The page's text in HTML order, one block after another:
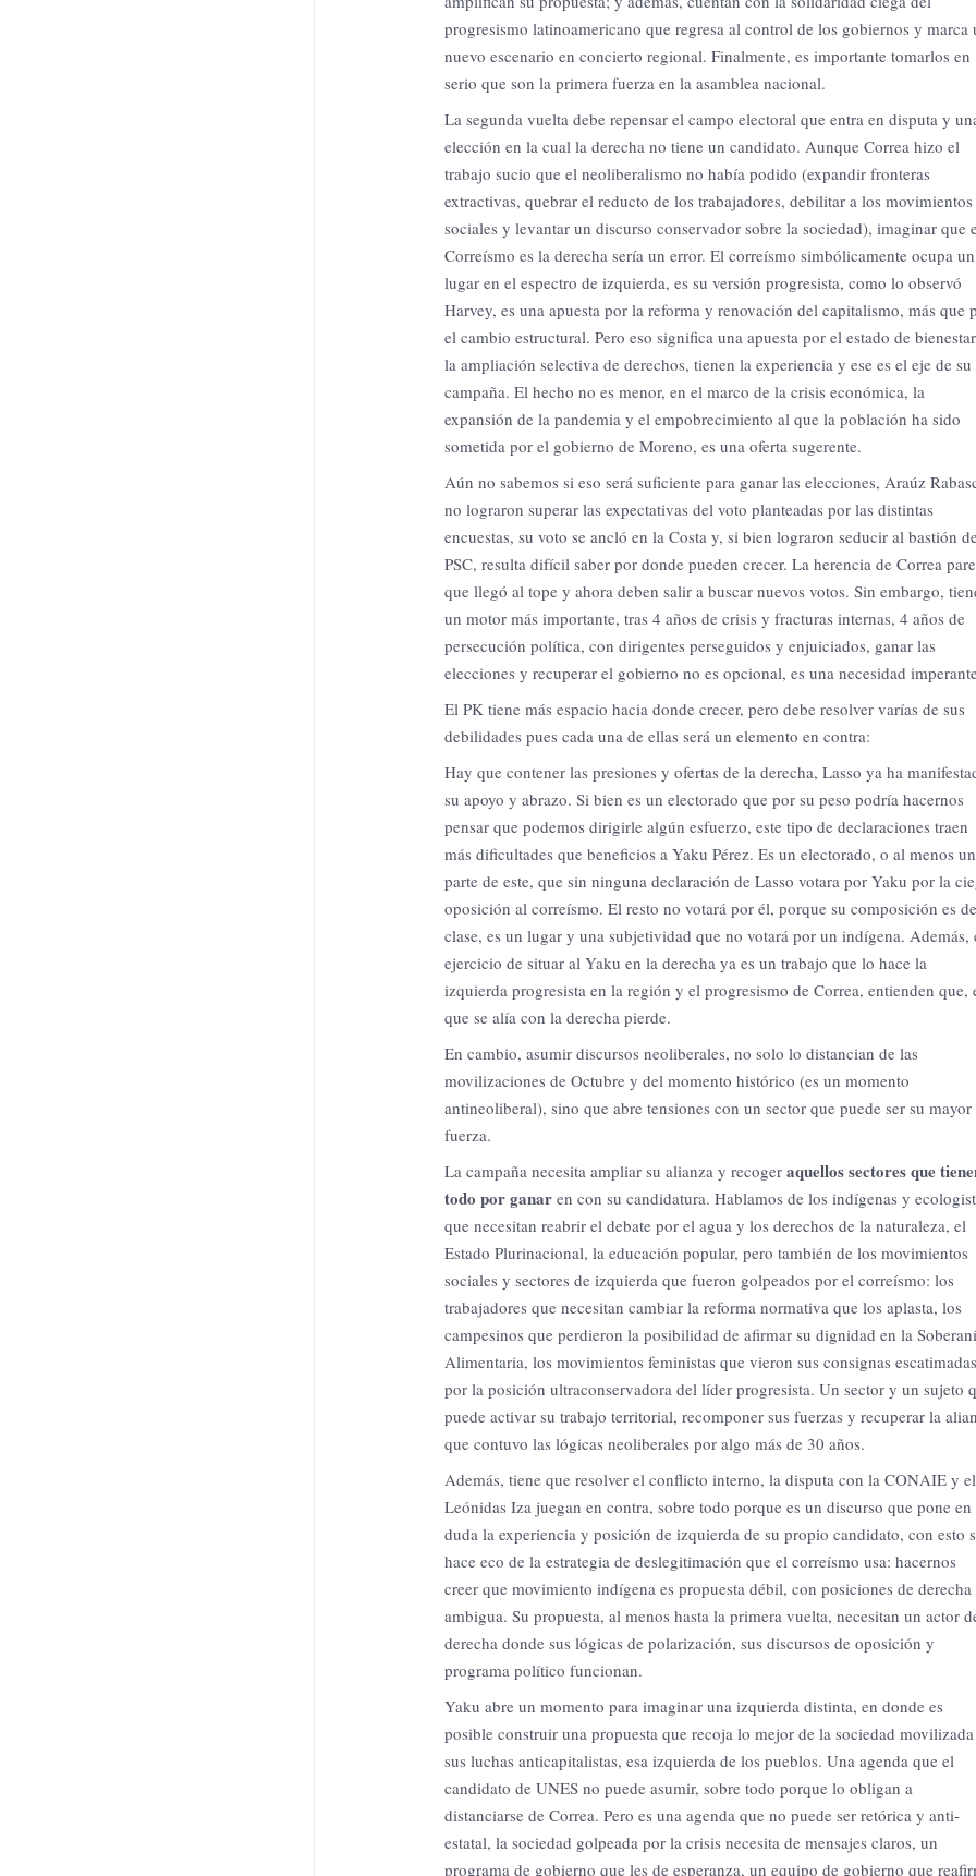
progresismo latinoamericano que regresa al control de los gobiernos y marca
nuevo escenario en concierto regional. Finalmente, es importante tomarlos en
serio que son la primera fuerza en la asamblea nacional.
La segunda vuelta debe repensar el campo electoral que entra en disputa y
elección en la cual la derecha no tiene un candidato. Aunque Correa hizo el
trabajo sucio que el neoliberalismo no había podido (expandir fronteras
extractivas, quebrar el reducto de los trabajadores, debilitar a los movimientos
sociales y levantar un discurso conservador sobre la sociedad), imaginar que
Correísmo es la derecha sería un error. El correísmo simbólicamente ocupa un
lugar en el espectro de izquierda, es su versión progresista, como lo observó
Harvey, es una apuesta por la reforma y renovación del capitalismo, más que
el cambio estructural. Pero eso significa una apuesta por el estado de
la ampliación selectiva de derechos, tienen la experiencia y ese es el eje de su
campaña. El hecho no es menor, en el marco de la crisis económica, la
expansión de la pandemia y el empobrecimiento al que la población ha sido
sometida por el gobierno de Moreno, es una oferta sugerente.
Aún no sabemos si eso será suficiente para ganar las elecciones, Araúz
no lograron superar las expectativas del voto planteadas por las distintas
encuestas, su voto se ancló en la Costa y, si bien lograron seducir al bastión
PSC, resulta difícil saber por donde pueden crecer. La herencia de Correa
que llegó al tope y ahora deben salir a buscar nuevos votos. Sin embargo,
un motor más importante, tras 4 años de crisis y fracturas internas, 4 años de
persecución política, con dirigentes perseguidos y enjuiciados, ganar las
elecciones y recuperar el gobierno no es opcional, es una necesidad
El PK tiene más espacio hacia donde crecer, pero debe resolver varías de sus
debilidades pues cada una de ellas será un elemento en contra:
Hay que contener las presiones y ofertas de la derecha, Lasso ya ha
su apoyo y abrazo. Si bien es un electorado que por su peso podría hacernos
pensar que podemos dirigirle algún esfuerzo, este tipo de declaraciones traen
más dificultades que beneficios a Yaku Pérez. Es un electorado, o al menos un
parte de este, que sin ninguna declaración de Lasso votara por Yaku por la
oposición al correísmo. El resto no votará por él, porque su composición es de
clase, es un lugar y una subjetividad que no votará por un indígena. Además,
ejercicio de situar al Yaku en la derecha ya es un trabajo que lo hace la
izquierda progresista en la región y el progresismo de Correa, entienden que,
que se alía con la derecha pierde.
En cambio, asumir discursos neoliberales, no solo lo distancian de las
movilizaciones de Octubre y del momento histórico (es un momento
antineoliberal), sino que abre tensiones con un sector que puede ser su mayor
fuerza.
La campaña necesita ampliar su alianza y recoger aquellos sectores que
todo por ganar en con su candidatura. Hablamos de los indígenas y
que necesitan reabrir el debate por el agua y los derechos de la naturaleza, el
Estado Plurinacional, la educación popular, pero también de los movimientos
sociales y sectores de izquierda que fueron golpeados por el correísmo: los
trabajadores que necesitan cambiar la reforma normativa que los aplasta, los
campesinos que perdieron la posibilidad de afirmar su dignidad en la
Alimentaria, los movimientos feministas que vieron sus consignas escatimadas
por la posición ultraconservadora del líder progresista. Un sector y un sujeto
puede activar su trabajo territorial, recomponer sus fuerzas y recuperar la
que contuvo las lógicas neoliberales por algo más de 30 años.
Además, tiene que resolver el conflicto interno, la disputa con la CONAIE y el
Leónidas Iza juegan en contra, sobre todo porque es un discurso que pone en
duda la experiencia y posición de izquierda de su propio candidato, con esto
hace eco de la estrategia de deslegitimación que el correísmo usa: hacernos
creer que movimiento indígena es propuesta débil, con posiciones de derecha
ambigua. Su propuesta, al menos hasta la primera vuelta, necesitan un actor
derecha donde sus lógicas de polarización, sus discursos de oposición y
programa político funcionan.
Yaku abre un momento para imaginar una izquierda distinta, en donde es
posible construir una propuesta que recoja lo mejor de la sociedad
sus luchas anticapitalistas, esa izquierda de los pueblos. Una agenda que el
candidato de UNES no puede asumir, sobre todo porque lo obligan a
distanciarse de Correa. Pero es una agenda que no puede ser retórica y anti-
estatal, la sociedad golpeada por la crisis necesita de mensajes claros, un
programa de gobierno que les de esperanza, un equipo de gobierno que